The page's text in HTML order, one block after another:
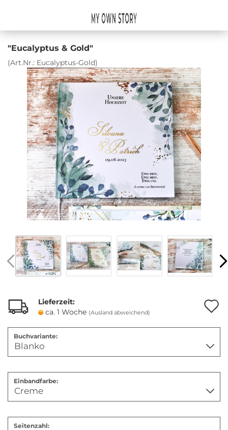
"Eucalyptus & Gold"
(Art.Nr.: Eucalyptus-Gold)
Lieferzeit:
ca. 1 Woche (Ausland abweichend)
Buchvariante:
Einbandfarbe:
Seitenzahl: